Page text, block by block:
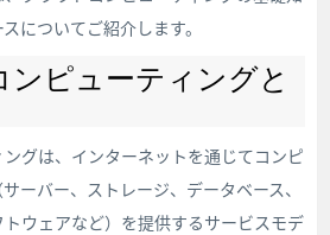
についてご紹介します。
ンピューティングと
グは、インターネットを通じてコンピ
ーバー、ストレージ、データベース、
ウェアなど）を提供するサービスモデ